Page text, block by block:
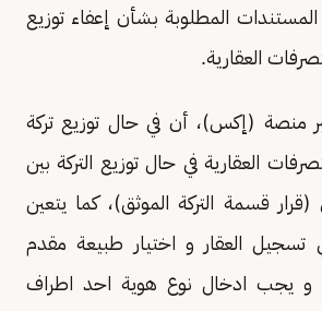
المستندات المطلوبة بشأن إعفاء توزيع
العقارية.
منصة (إكس)، أن في حال توزيع تركة
العقارية في حال توزيع التركة بين
قسمة التركة الموثق)، كما يتعين
تسجيل العقار و اختيار طبيعة مقدم
و يجب ادخال نوع هوية احد اطراف